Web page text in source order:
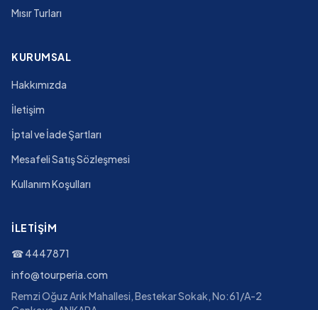
Mısır Turları
KURUMSAL
Hakkımızda
İletişim
İptal ve İade Şartları
Mesafeli Satış Sözleşmesi
Kullanım Koşulları
İLETIŞIM
☎4447871
info@tourperia.com
Remzi Oğuz Arık Mahallesi, Bestekar Sokak, No:61/A-2